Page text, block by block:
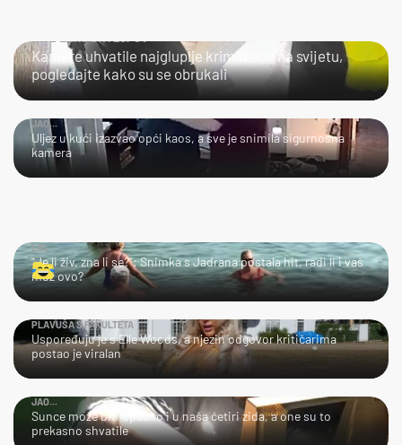
Kamere uhvatile najgluplje kriminalce na svijetu,
pogledajte kako su se obrukali
JAO...
Uljez u kući izazvao opći kaos, a sve je snimila sigurnosna
kamera
LOL
"Je li živ, zna li se?": Snimka s Jadrana postala hit, radi li i vaš
muž ovo?
PLAVUŠA S FAKULTETA
Uspoređuju je s Elle Woods, a njezin odgovor kritičarima
postao je viralan
JAO...
Sunce može biti opasno i u naša četiri zida, a one su to
prekasno shvatile